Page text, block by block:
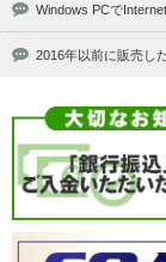
Windows PCで
2016年以前に販売し